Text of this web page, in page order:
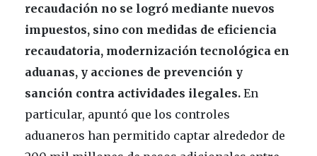
recaudación no se logró mediante nuevos
impuestos, sino con medidas de eficiencia
recaudatoria, modernización tecnológica en
aduanas, y acciones de prevención y
sanción contra actividades ilegales. En
particular, apuntó que los controles
aduaneros han permitido captar alrededor de